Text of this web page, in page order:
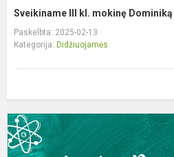
Sveikiname III kl. mokinę
Paskelbta: 2025-02-13
Kategorija: Didžiuojamės